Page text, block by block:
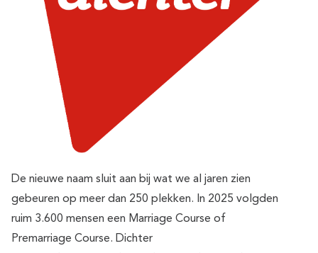
De nieuwe naam sluit aan bij wat we al jaren zien
gebeuren op meer dan 250 plekken. In 2025 volgden
ruim 3.600 mensen een Marriage Course of
Premarriage Course. Dichter